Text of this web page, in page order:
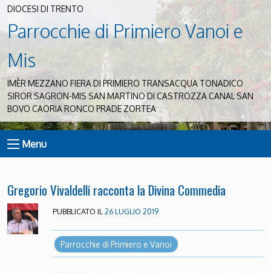
DIOCESI DI TRENTO
Parrocchie di Primiero Vanoi e
Mis
IMÈR MEZZANO FIERA DI PRIMIERO TRANSACQUA TONADICO
SIROR SAGRON-MIS SAN MARTINO DI CASTROZZA CANAL SAN
BOVO CAORIA RONCO PRADE ZORTEA
Menu
Gregorio Vivaldelli racconta la Divina Commedia
PUBBLICATO IL 26 LUGLIO 2019
Parrocchie di Primiero e Vanoi